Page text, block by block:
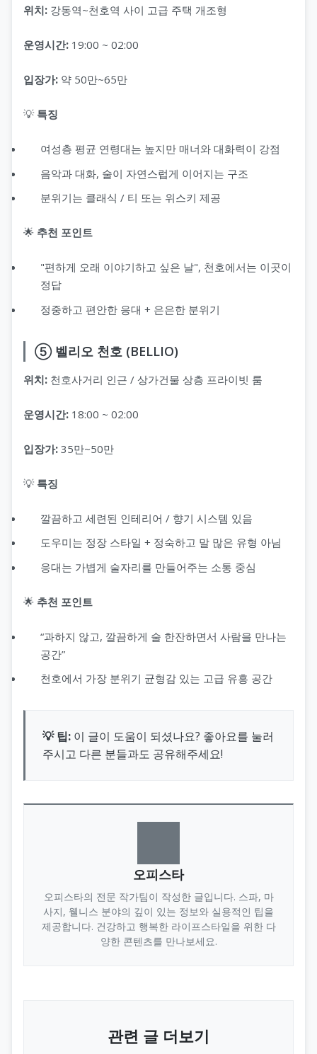
위치: 강동역~천호역 사이 고급 주택 개조형
운영시간: 19:00 ~ 02:00
입장가: 약 50만~65만
💡 특징
여성층 평균 연령대는 높지만 매너와 대화력이 강점
음악과 대화, 술이 자연스럽게 이어지는 구조
분위기는 클래식 / 티 또는 위스키 제공
🌟 추천 포인트
"편하게 오래 이야기하고 싶은 날", 천호에서는 이곳이
정답
정중하고 편안한 응대 + 은은한 분위기
⑤ 벨리오 천호 (BELLIO)
위치: 천호사거리 인근 / 상가건물 상층 프라이빗 룸
운영시간: 18:00 ~ 02:00
입장가: 35만~50만
💡 특징
깔끔하고 세련된 인테리어 / 향기 시스템 있음
도우미는 정장 스타일 + 정숙하고 말 많은 유형 아님
응대는 가볍게 술자리를 만들어주는 소통 중심
🌟 추천 포인트
“과하지 않고, 깔끔하게 술 한잔하면서 사람을 만나는
공간”
천호에서 가장 분위기 균형감 있는 고급 유흥 공간
💡 팁: 이 글이 도움이 되셨나요? 좋아요를 눌러
주시고 다른 분들과도 공유해주세요!
오피스타
오피스타의 전문 작가팀이 작성한 글입니다. 스파, 마
사지, 웰니스 분야의 깊이 있는 정보와 실용적인 팁을
제공합니다. 건강하고 행복한 라이프스타일을 위한 다
양한 콘텐츠를 만나보세요.
관련 글 더보기